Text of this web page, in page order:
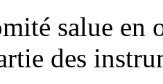
salue en
des